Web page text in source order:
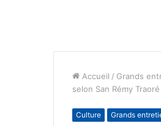
Accueil / Grands
selon San Rémy Traoré
Culture Grands